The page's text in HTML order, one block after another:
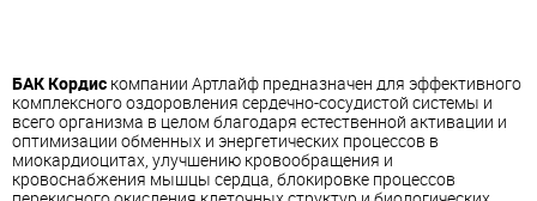
БАК Кордис компании Артлайф предназначен для эффективного
комплексного оздоровления сердечно-сосудистой системы и
всего организма в целом благодаря естественной активации и
оптимизации обменных и энергетических процессов в
миокардиоцитах, улучшению кровообращения и
кровоснабжения мышцы сердца, блокировке процессов